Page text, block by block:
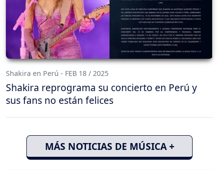
Shakira en Perú - FEB 18 / 2025
Shakira reprograma su concierto en Perú y
sus fans no están felices
MÁS NOTICIAS DE MÚSICA +